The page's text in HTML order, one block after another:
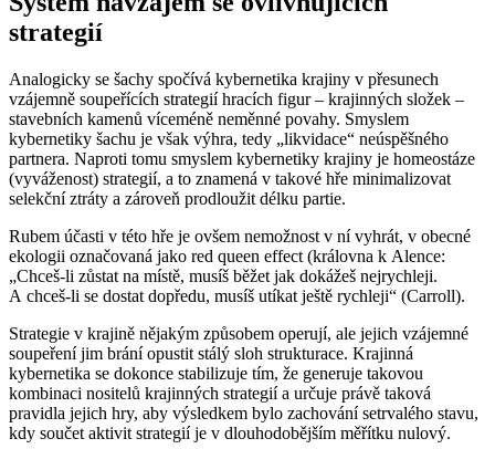
strategií
Analogicky se šachy spočívá kybernetika krajiny v přesunech
vzájemně soupeřících strategií hracích figur – krajinných složek –
stavebních kamenů víceméně neměnné povahy. Smyslem
kybernetiky šachu je však výhra, tedy „likvidace“ neúspěšného
partnera. Naproti tomu smyslem kybernetiky krajiny je homeostáze
(vyváženost) strategií, a to znamená v takové hře minimalizovat
selekční ztráty a zároveň prodloužit délku partie.
Rubem účasti v této hře je ovšem nemožnost v ní vyhrát, v obecné
ekologii označovaná jako red queen effect (královna k Alence:
„Chceš-li zůstat na místě, musíš běžet jak dokážeš nejrychleji.
A chceš-li se dostat dopředu, musíš utíkat ještě rychleji“ (Carroll).
Strategie v krajině nějakým způsobem operují, ale jejich vzájemné
soupeření jim brání opustit stálý sloh strukturace. Krajinná
kybernetika se dokonce stabilizuje tím, že generuje takovou
kombinaci nositelů krajinných strategií a určuje právě taková
pravidla jejich hry, aby výsledkem bylo zachování setrvalého stavu,
kdy součet aktivit strategií je v dlouhodobějším měřítku nulový.